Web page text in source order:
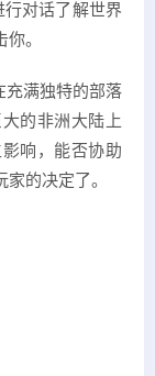
行对话了解世界
。
充满独特的部落
的非洲大陆上
响，能否协助
的决定了。